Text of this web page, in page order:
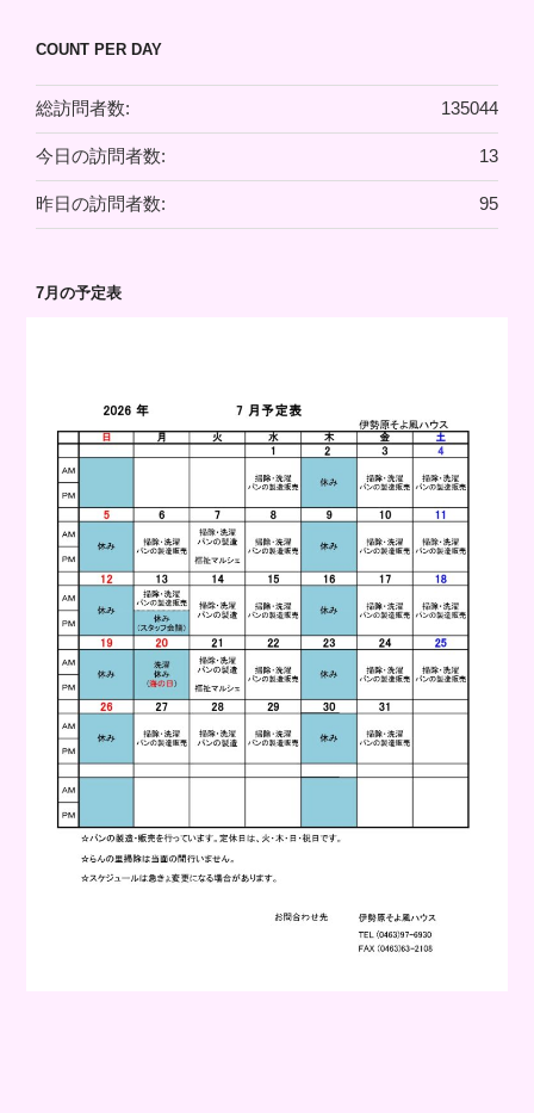
COUNT PER DAY
135044
総訪問者数:
13
今日の訪問者数:
95
昨日の訪問者数:
7月の予定表